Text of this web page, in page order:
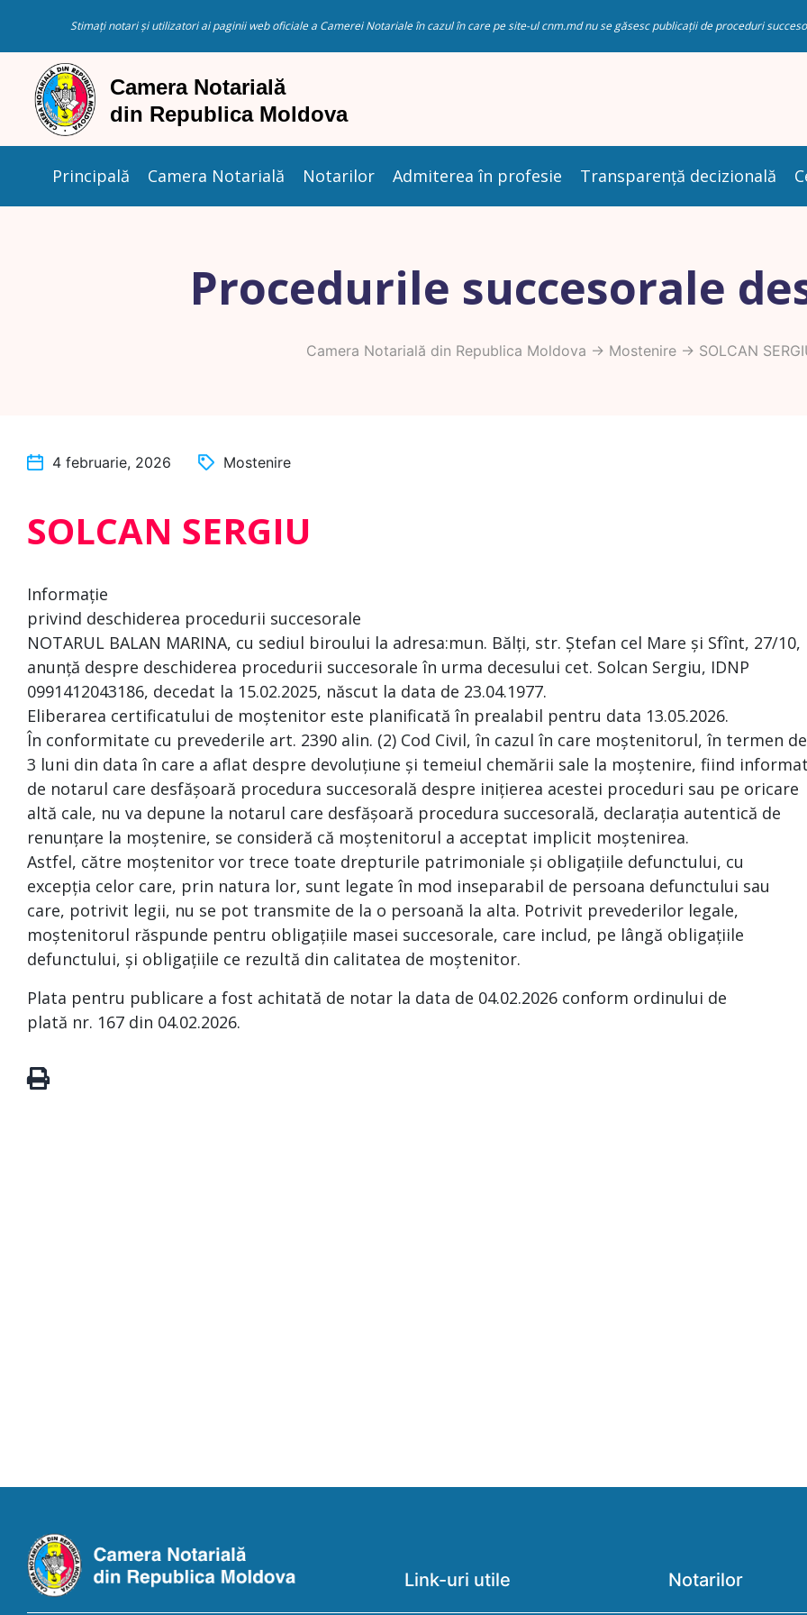
Stimați notari și utilizatori ai paginii web oficiale a Camerei Notariale în cazul în care pe site-ul cnm.md nu se găsesc publicații de proceduri
Principală Camera Notarială Notarilor Admiterea în profesie Transparență decizională
Procedurile succesorale
Camera Notarială din Republica Moldova -> Mostenire-> SOLCAN
4 februarie, 2026 Mostenire
SOLCAN SERGIU
Informație
privind deschiderea procedurii succesorale
NOTARUL BALAN MARINA, cu sediul biroului la adresa:mun. Bălți, str. Ștefan cel Mare și Sfînt, 27/10,
anunță despre deschiderea procedurii succesorale în urma decesului cet. Solcan Sergiu, IDNP
0991412043186, decedat la 15.02.2025, născut la data de 23.04.1977.
Eliberarea certificatului de moștenitor este planificată în prealabil pentru data 13.05.2026.
În conformitate cu prevederile art. 2390 alin. (2) Cod Civil, în cazul în care moștenitorul, în termen de
3 luni din data în care a aflat despre devoluțiune și temeiul chemării sale la moștenire, fiind informat
de notarul care desfășoară procedura succesorală despre inițierea acestei proceduri sau pe oricare
altă cale, nu va depune la notarul care desfășoară procedura succesorală, declarația autentică de
renunțare la moștenire, se consideră că moștenitorul a acceptat implicit moștenirea.
Astfel, către moștenitor vor trece toate drepturile patrimoniale și obligațiile defunctului, cu
excepția celor care, prin natura lor, sunt legate în mod inseparabil de persoana defunctului sau
care, potrivit legii, nu se pot transmite de la o persoană la alta. Potrivit prevederilor legale,
moștenitorul răspunde pentru obligațiile masei succesorale, care includ, pe lângă obligațiile
defunctului, și obligațiile ce rezultă din calitatea de moștenitor.
Plata pentru publicare a fost achitată de notar la data de 04.02.2026 conform ordinului de
plată nr. 167 din 04.02.2026.
Link-uri utile Notarilor